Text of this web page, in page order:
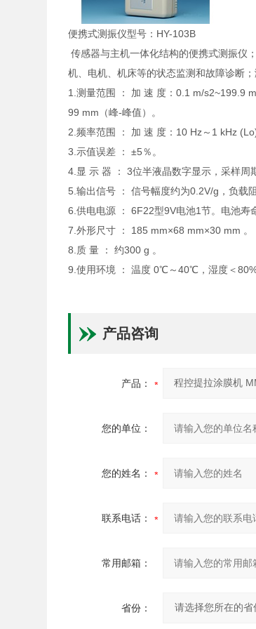
便携式测振仪型号：HY-103B
传感器与主机一体化结构的便携式测振仪
机、电机、机床等的状态监测和故障诊断
1.测量范围 ： 加 速 度：0.1 m/
99 mm（峰-峰值）。
2.频率范围 ： 加 速 度：10 Hz～1 kHz
3.示值误差 ： ±5％。
4.显 示 器 ： 3位半液晶数字显示，采样周
5.输出信号 ： 信号幅度约为0.2V/g，负载
6.供电电源 ： 6F22型9V电池1节。电池寿
7.外形尺寸 ： 185 mm×68 mm×30 mm 。
8.质 量 ： 约300 g 。
9.使用环境 ： 温度 0℃～40℃，湿度＜
产品咨询
产品：
您的单位：
您的姓名：
联系电话：
常用邮箱：
省份：